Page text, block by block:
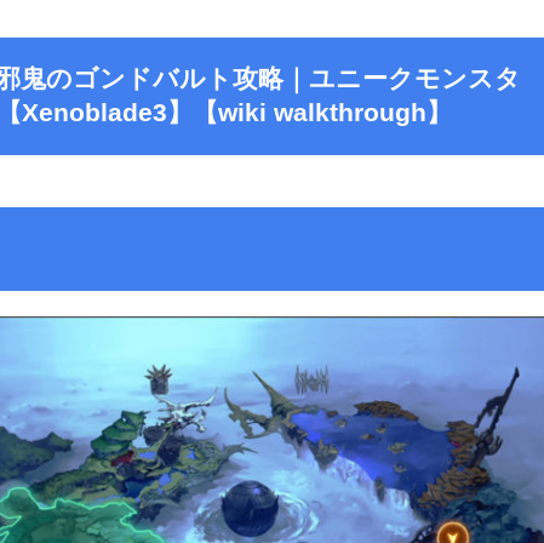
鬼のゴンドバルト攻略｜ユニークモンスタ
Xenoblade3】【wiki walkthrough】